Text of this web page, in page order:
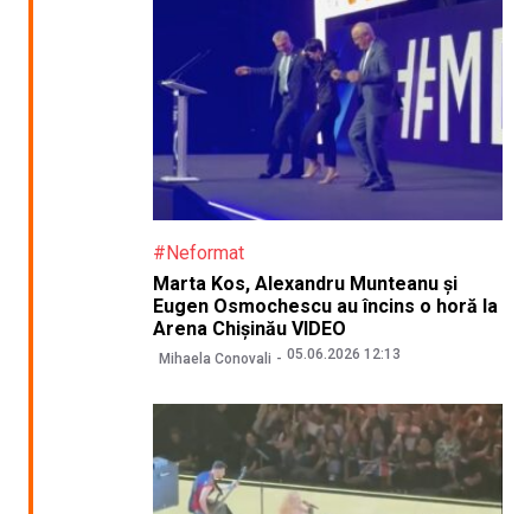
#Neformat
Marta Kos, Alexandru Munteanu și
Eugen Osmochescu au încins o horă la
Arena Chișinău VIDEO
Mihaela Conovali 05.06.2026 12:13